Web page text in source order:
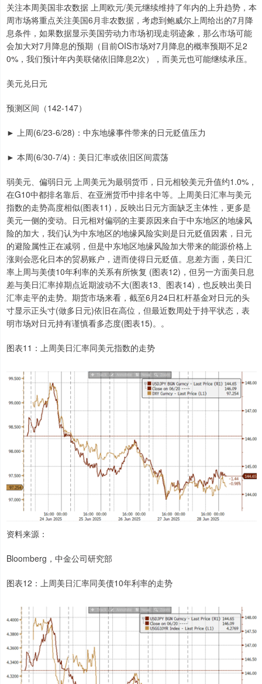
关注本周美国非农数据 上周欧元/美元继续维持了年内的上升趋势，本
周市场将重点关注美国6月非农数据，考虑到鲍威尔上周给出的7月降
息条件，如果数据显示美国劳动力市场初现走弱迹象，那么市场可能
会加大对7月降息的预期（目前OIS市场对7月降息的概率预期不足2
0%，我们预计年内美联储依旧降息2次），而美元也可能继续承压。
美元兑日元
预测区间（142-147）
► 上周(6/23-6/28)：中东地缘事件带来的日元贬值压力
► 本周(6/30-7/4)：美日汇率或依旧区间震荡
弱美元、偏弱日元 上周美元为最弱货币，日元相较美元升值约1.0%，
在G10中都排名靠后、在亚洲货币中排名中等。上周美日汇率与美元
指数的走势高度相似(图表11)，反映出日元方面缺乏主体性，更多是
美元一侧的变动。日元相对偏弱的主要原因来自于中东地区的地缘风
险的加大，我们认为中东地区的地缘风险实则是日元贬值因素，日元
的避险属性正在减弱，但是中东地区地缘风险加大带来的能源价格上
涨则会恶化日本的贸易账户，进而使得日元贬值。息差方面，美日汇
率上周与美债10年利率的关系有所恢复 (图表12)，但另一方面美日息
差与美日汇率掉期点近期波动不大(图表13、图表14)，也反映出美日
汇率走平的走势。期货市场来看，截至6月24日杠杆基金对日元的头
寸显示正头寸(做多日元)依旧在高位，但最近数周处于持平状态，表
明市场对日元持有谨慎看多态度(图表15)。。
图表11：上周美日汇率同美元指数的走势
资料来源：
Bloomberg，中金公司研究部
图表12：上周美日汇率同美债10年利率的走势